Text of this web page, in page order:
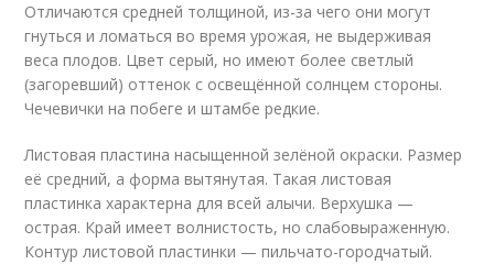
Отличаются средней толщиной, из-за чего они могут
гнуться и ломаться во время урожая, не выдерживая
веса плодов. Цвет серый, но имеют более светлый
(загоревший) оттенок с освещённой солнцем стороны.
Чечевички на побеге и штамбе редкие.
Листовая пластина насыщенной зелёной окраски. Размер
её средний, а форма вытянутая. Такая листовая
пластинка характерна для всей алычи. Верхушка —
острая. Край имеет волнистость, но слабовыраженную.
Контур листовой пластинки — пильчато-городчатый.